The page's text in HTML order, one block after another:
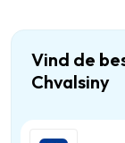
Vind de
Chvalsiny